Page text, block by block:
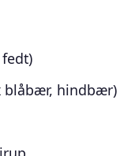
blåbær, hindbær)